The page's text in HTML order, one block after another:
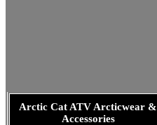
Arctic Cat ATV Arcticwear &
Accessories